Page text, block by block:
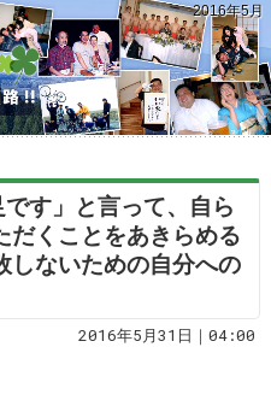
2016年5月
す」と言って、自ら
だくことをあきらめる
しないための自分への
2016年5月31日｜04:00